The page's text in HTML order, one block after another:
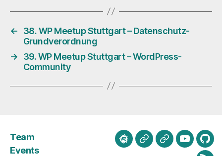
←
38. WP Meetup Stuttgart – Datenschutz-
Grundverordnung
→
39. WP Meetup Stuttgart – WordPress-
Community
Team
Events
meetup.com
Mastodon
BlueskyYoutube